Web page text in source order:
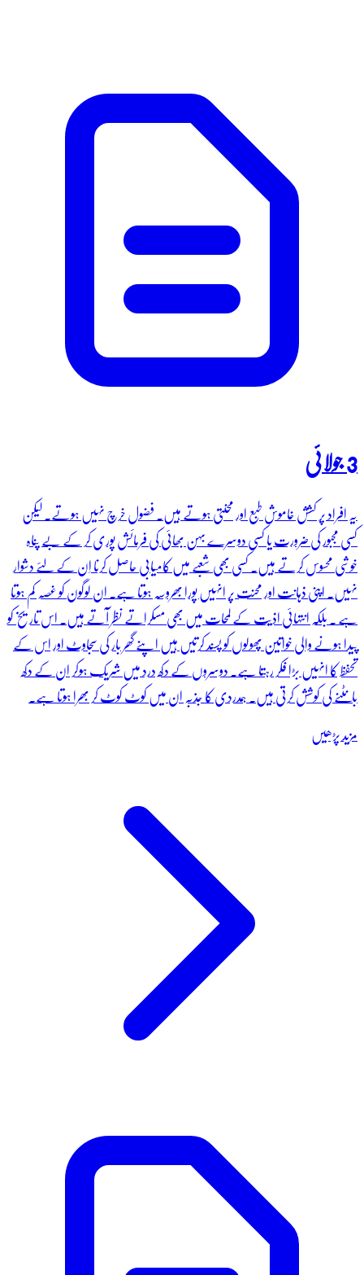
3 جولائی
یہ افراد پر کشش خاموش طبع اور محنتی ہوتے ہیں۔ فضول خرچ نہیں ہوتے۔ لیکن
کسی مجبور کی ضرورت یا کسی دوسرے بہن بھائی کی فرمائش پوری کر کے بے پناہ
خوشی محسوس کرتے ہیں۔ کسی بھی شعبے میں کامیابی حاصل کرنا اِن کے لئے دشوار
نہیں۔ اپنی ذہانت اور محنت پر انہیں پورا بھروسہ ہوتا ہے۔ ان لوگون کو غصہ کم ہوتا
ہے ۔ بلکہ انتہائی اذیت کے لمحات میں بھی مسکراتے نظر آتے ہیں۔ اس تاریخ کو
پیدا ہونے والی خواتین پھولوں کو پسند کرتیں ہیں اپنے گھر بار کی سجاوٹ اور اس کے
تحفظ کا انہیں بڑا فکر رہتا ہے۔ دوسروں کے دکھ درد میں شریک ہوکر ان کے دکھ
بانٹنے کی کوشش کرتی ہیں۔ ہمدردی کا جذبہ ان میں کوٹ کوٹ کر بھرا ہوتا ہے۔
مزید پڑھیں